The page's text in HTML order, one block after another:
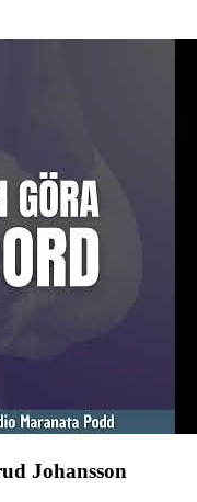
Johansson